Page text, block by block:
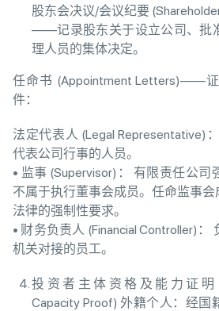
股东会决议/会议纪要
——记录股东关于设立公司、批
理人员的集体决定。
任命书 (Appointment Letters)——
件：
法定代表人 (Legal Representative)
代表公司行事的人员。
• 监事 (Supervisor)： 有限责任公司
不属于执行董事会成员。任命监事
法律的强制性要求。
• 财务负责人 (Financial Controller)
机关对接的员工。
投资者主体资格及能力证明
Capacity Proof) 外籍个人：经国